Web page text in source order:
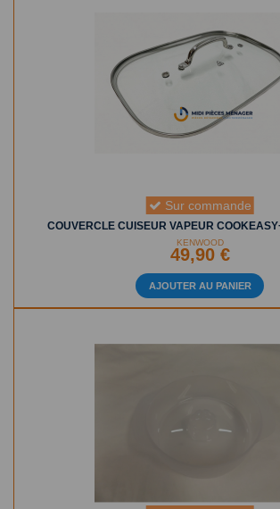
Sur commande
COUVERCLE CUISEUR VAPEUR
KENWOOD
49,90 €
AJOUTER AU PANIER